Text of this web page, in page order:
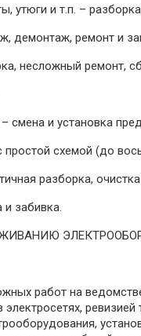
утюги и т.п. –
демонтаж, ремонт и
несложный ремонт,
и установка
схемой (до
разборка,
забивка.
работ на